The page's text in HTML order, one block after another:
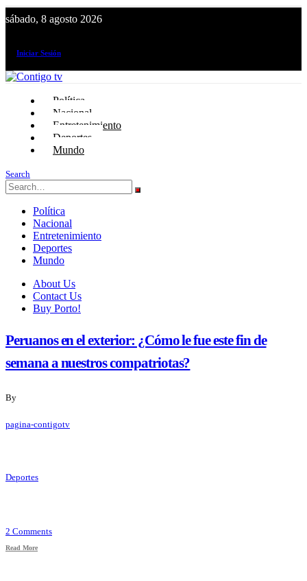
sábado, 8 agosto 2026
Iniciar Sesión
Política
Nacional
Entretenimiento
Deportes
Mundo
Search
Política
Nacional
Entretenimiento
Deportes
Mundo
About Us
Contact Us
Buy Porto!
Peruanos en el exterior: ¿Cómo le fue este fin de
semana a nuestros compatriotas?
By
pagina-contigotv
Deportes
2 Comments
Read More